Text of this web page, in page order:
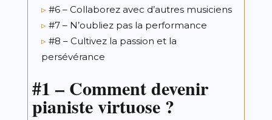
#6 – Collaborez avec d’autres musiciens
#7 – N’oubliez pas la performance
#8 – Cultivez la passion et la
persévérance
#1 – Comment devenir
pianiste virtuose ?